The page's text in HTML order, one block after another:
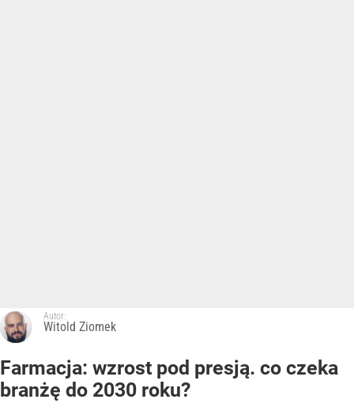
Autor:
Witold Ziomek
Farmacja: wzrost pod presją. co czeka
branżę do 2030 roku?